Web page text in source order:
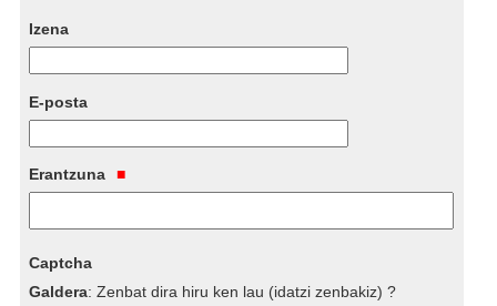
Izena
E-posta
Erantzuna
Captcha
Galdera:Zenbat dira hiru ken lau (idatzi zenbakiz) ?